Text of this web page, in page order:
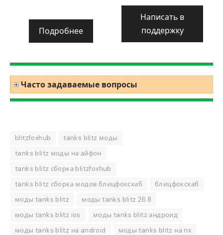
Подробнее
Написать в
поддержку
Часто задаваемые вопросы
blitzfoxhub
tanks blitz моды
tanks blitz моды на айфон
tanks blitz сборка blitzfoxhub
tanks blitz сборка модов блицфоксхаб
блицфоксхаб
моды tanks blitz
моды tanks blitz 26.8
моды tanks blitz ios
моды tanks blitz андроид
моды tanks blitz на android
моды tanks blitz на пк